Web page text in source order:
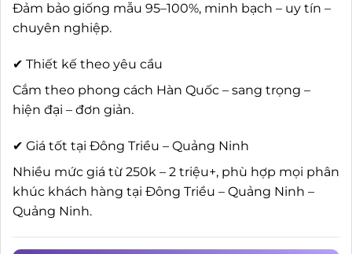
Đảm bảo giống mẫu 95–100%, minh bạch – uy tín –
chuyên nghiệp.
✔ Thiết kế theo yêu cầu
Cắm theo phong cách Hàn Quốc – sang trọng –
hiện đại – đơn giản.
✔ Giá tốt tại Đông Triều – Quảng Ninh
Nhiều mức giá từ 250k – 2 triệu+, phù hợp mọi phân
khúc khách hàng tại Đông Triều – Quảng Ninh –
Quảng Ninh.